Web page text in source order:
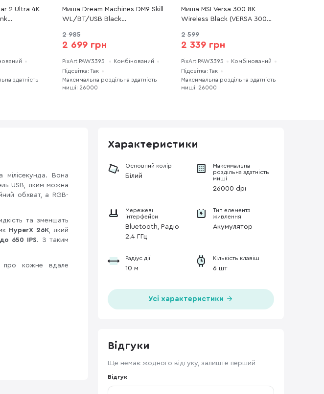
2 Ultra 4K
здатність
Миша Dream Machines DM9 Skill
WL/BT/USB Black
2 985
2 699 грн
PixArt PAW3395
Комбінований
Підсвітка: Так
Максимальна роздільна здатність
миші: 26000
Миша MSI Versa 300 8K
Wireless Black (VERSA 300
2 599
2 339 грн
PixArt PAW3395
Комбінований
Підсвітка: Так
Максимальна роздільна здатність
миші: 26000
Вона
USB, яким можна
обхват, а RGB-
та зменшать
HyperX 26K, який
до 650 IPS. З таким
про кожне вдале
Характеристики
Основний колір
Білий
Максимальна
роздільна здатність
миші
26000 dpi
Мережеві
інтерфейси
Bluetooth, Радіо
2.4 ГГц
Тип елемента
живлення
Акумулятор
Радіус дії
10 м
Кількість клавіш
6 шт
Усі характеристики
Відгуки
Ще немає жодного відгуку, залиште перший
Відгук